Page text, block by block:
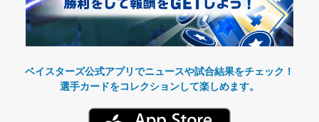
ベイスターズ公式アプリでニュースや試合結果をチェック！
選手カードをコレクションして楽しめます。